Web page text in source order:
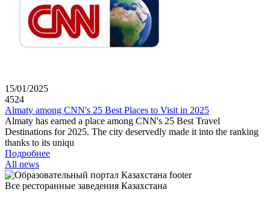
15/01/2025
4524
Almaty among CNN's 25 Best Places to Visit in 2025
Almaty has earned a place among CNN's 25 Best Travel
Destinations for 2025. The city deservedly made it into the ranking
thanks to its uniqu
Подробнее
All news
Все ресторанные заведения Казахстана